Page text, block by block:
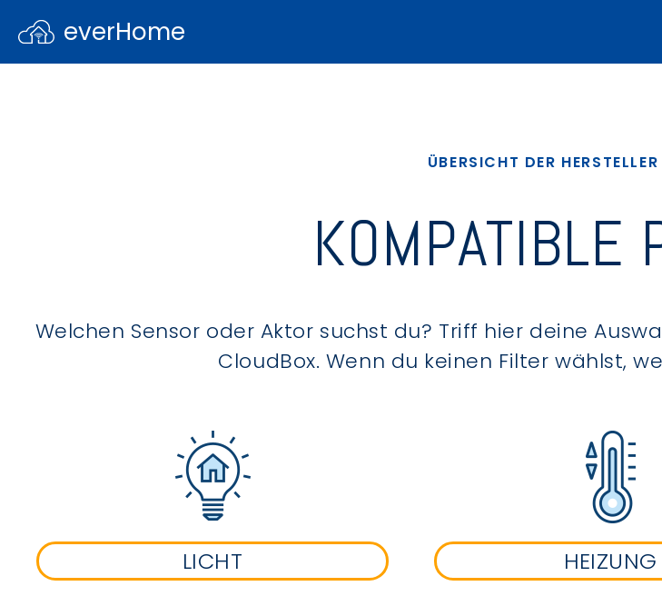
everHome
ÜBERSICHT DER
KOMPATIBLE
Welchen Sensor oder Aktor suchst du? Triff hier deine
CloudBox. Wenn du keinen Filter wählst,
LICHT HEIZUNG